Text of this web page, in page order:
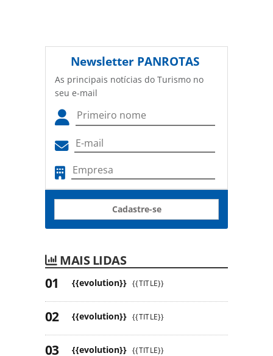
Newsletter PANROTAS
As principais notícias do Turismo no
seu e-mail
Cadastre-se
MAIS LIDAS
{{evolution}} {{TITLE}}
{{evolution}} {{TITLE}}
{{evolution}} {{TITLE}}